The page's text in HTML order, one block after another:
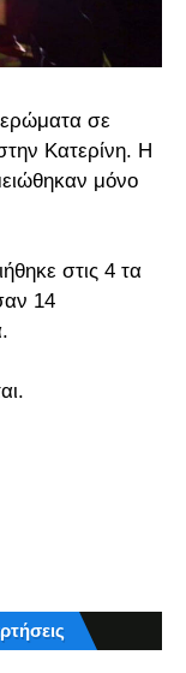
σε
Κατερίνη. Η
μόνο
στις 4 τα
14